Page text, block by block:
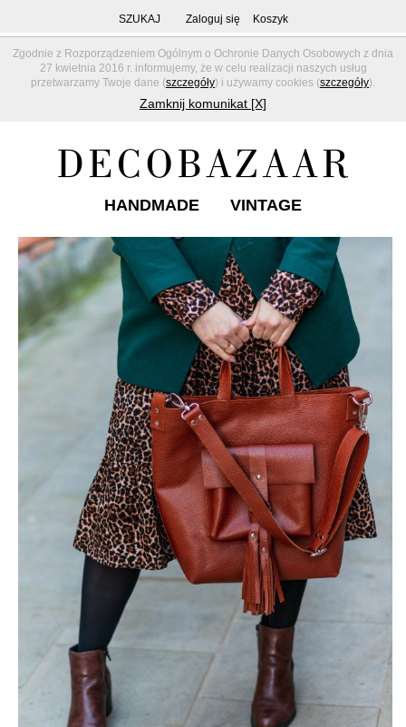
Zgodnie z Rozporządzeniem Ogólnym o Ochronie Danych Osobowych z dnia
27 kwietnia 2016 r. informujemy, że w celu realizacji naszych usług
przetwarzamy Twoje dane (szczegóły) i używamy cookies (szczegóły).
Zamknij komunikat [X]
SZUKAJ Zaloguj się Koszyk
HANDMADE VINTAGE